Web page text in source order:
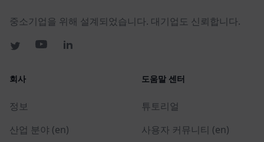
중소기업을 위해 설계되었습니다. 대기업도 신뢰합니다.
회사
정보
산업 분야 (en)
도움말 센터
튜토리얼
사용자 커뮤니티 (en)